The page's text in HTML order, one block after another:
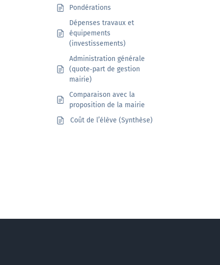
Pondérations
Dépenses travaux et
équipements
(investissements)
Administration générale
(quote‑part de gestion
mairie)
Comparaison avec la
proposition de la mairie
Coût de l’élève (Synthèse)